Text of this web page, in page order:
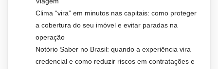
Clima “vira” em minutos nas capitais: como proteger
a cobertura do seu imóvel e evitar paradas na
operação
Notório Saber no Brasil: quando a experiência vira
credencial e como reduzir riscos em contratações e